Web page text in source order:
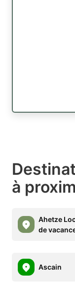
à
Ahetze
de
Ascain